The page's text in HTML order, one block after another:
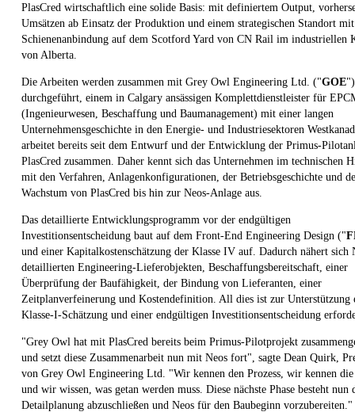
PlasCred wirtschaftlich eine solide Basis: mit definiertem Output,
Umsätzen ab Einsatz der Produktion und einem strategischen Standort mit
Schienenanbindung auf dem Scotford Yard von CN Rail im industriellen
von Alberta.
Die Arbeiten werden zusammen mit Grey Owl Engineering Ltd. ("GOE")
durchgeführt, einem in Calgary ansässigen Komplettdienstleister für
(Ingenieurwesen, Beschaffung und Baumanagement) mit einer langen
Unternehmensgeschichte in den Energie- und Industriesektoren
arbeitet bereits seit dem Entwurf und der Entwicklung der Primus-
PlasCred zusammen. Daher kennt sich das Unternehmen im technischen
mit den Verfahren, Anlagenkonfigurationen, der Betriebsgeschichte und
Wachstum von PlasCred bis hin zur Neos-Anlage aus.
Das detaillierte Entwicklungsprogramm vor der endgültigen
Investitionsentscheidung baut auf dem Front-End Engineering Design ("
und einer Kapitalkostenschätzung der Klasse IV auf. Dadurch nähert sich
detaillierten Engineering-Lieferobjekten, Beschaffungsbereitschaft, einer
Überprüfung der Baufähigkeit, der Bindung von Lieferanten, einer
Zeitplanverfeinerung und Kostendefinition. All dies ist zur Unterstützung
Klasse-I-Schätzung und einer endgültigen Investitionsentscheidung
"Grey Owl hat mit PlasCred bereits beim Primus-Pilotprojekt
und setzt diese Zusammenarbeit nun mit Neos fort", sagte Dean Quirk,
von Grey Owl Engineering Ltd. "Wir kennen den Prozess, wir kennen
und wir wissen, was getan werden muss. Diese nächste Phase besteht nun
Detailplanung abzuschließen und Neos für den Baubeginn vorzubereiten."